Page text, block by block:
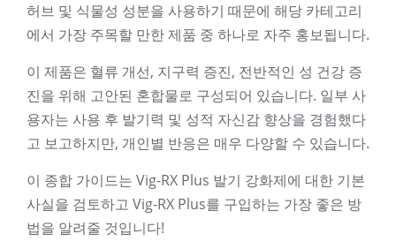
허브 및 식물성 성분을 사용하기 때문에 해당 카테고리
에서 가장 주목할 만한 제품 중 하나로 자주 홍보됩니다.
이 제품은 혈류 개선, 지구력 증진, 전반적인 성 건강 증
진을 위해 고안된 혼합물로 구성되어 있습니다. 일부 사
용자는 사용 후 발기력 및 성적 자신감 향상을 경험했다
고 보고하지만, 개인별 반응은 매우 다양할 수 있습니다.
이 종합 가이드는 Vig-RX Plus 발기 강화제에 대한 기본
사실을 검토하고 Vig-RX Plus를 구입하는 가장 좋은 방
법을 알려줄 것입니다!